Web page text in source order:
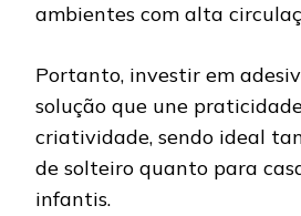
ambientes com alta
Portanto, investir em
solução que une
criatividade, sendo ideal
de solteiro quanto para
infantis.